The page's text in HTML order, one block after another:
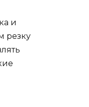
и
резку